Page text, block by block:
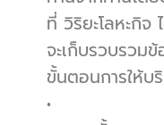
ที่ วิริยะโลหะกิจ
จะเก็บรวบรวม
ขั้นตอนการให้บ
•